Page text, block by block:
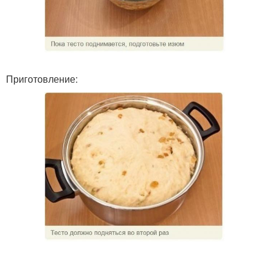
Приготовление: